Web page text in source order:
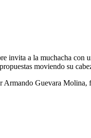
invita a la muchacha
moviendo su
Guevara